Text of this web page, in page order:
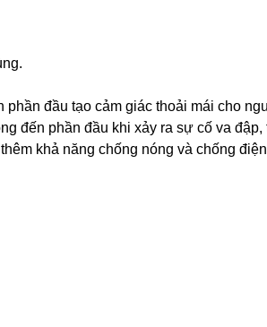
phần đầu tạo cảm giác thoải mái cho
đến phần đầu khi xảy ra sự cố va
khả năng chống nóng và chống